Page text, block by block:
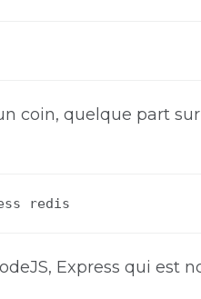
coin, quelque part
redis
Express qui est